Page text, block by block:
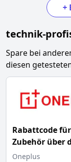
+
technik-
Spare bei
diesen
Rabattcode
Zubehör über
OnePlus
Oneplus